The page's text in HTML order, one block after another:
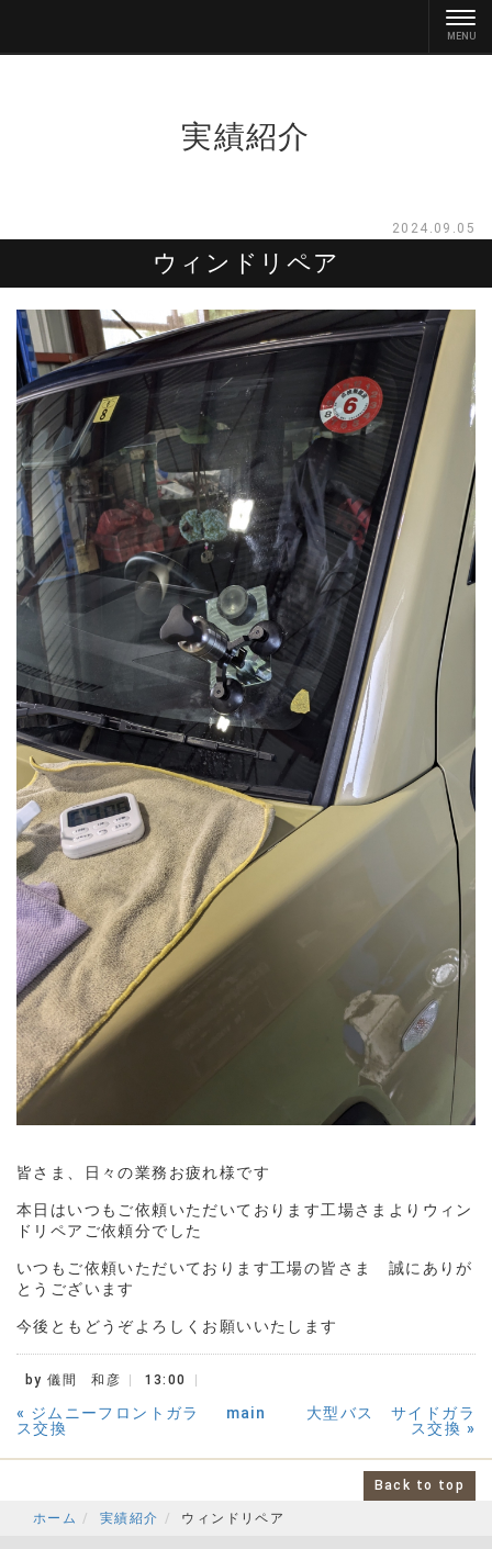
実績紹介
2024.09.05
ウィンドリペア
皆さま、日々の業務お疲れ様です
本日はいつもご依頼いただいております工場さまよりウィン
ドリペアご依頼分でした
いつもご依頼いただいております工場の皆さま 誠にありが
とうございます
今後ともどうぞよろしくお願いいたします
by儀間 和彦 13:00
« ジムニーフロントガラ
ス交換
main
大型バス サイドガラ
ス交換 »
Back to top
ホーム 実績紹介 ウィンドリペア